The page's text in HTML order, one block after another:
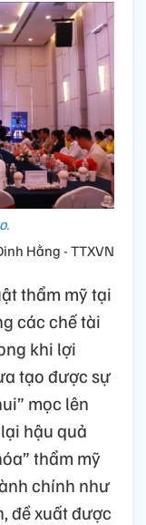
Hằng - TTXVN
thẩm mỹ tại
các chế tài
khi lợi
tạo được sự
mọc lên
hậu quả
thẩm mỹ
chính như
đề xuất được